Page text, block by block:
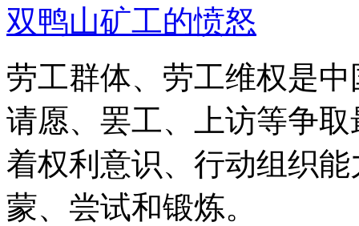
双鸭山矿工的愤怒
劳工群体、劳工维权是
请愿、罢工、上访等争
着权利意识、行动组织
蒙、尝试和锻炼。